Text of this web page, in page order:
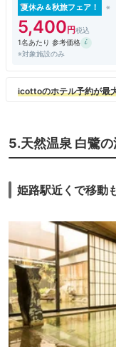
夏休み＆秋旅フェア！
5,400
1名あたり 参考価格
※対象施設のみ
5.天然温泉 白鷺
姫路駅近くで移動